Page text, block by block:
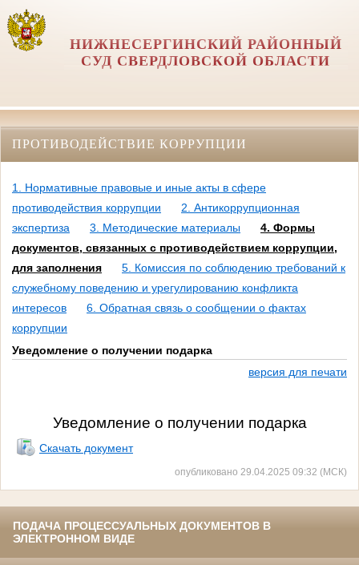
НИЖНЕСЕРГИНСКИЙ РАЙОННЫЙ
СУД СВЕРДЛОВСКОЙ ОБЛАСТИ
ПРОТИВОДЕЙСТВИЕ КОРРУПЦИИ
1. Нормативные правовые и иные акты в сфере
противодействия коррупции
2. Антикоррупционная
экспертиза
3. Методические материалы
4. Формы
документов, связанных с противодействием коррупции,
для заполнения
5. Комиссия по соблюдению требований к
служебному поведению и урегулированию конфликта
интересов
6. Обратная связь о сообщении о фактах
коррупции
Уведомление о получении подарка
версия для печати
Уведомление о получении подарка
Скачать документ
опубликовано 29.04.2025 09:32 (МСК)
ПОДАЧА ПРОЦЕССУАЛЬНЫХ ДОКУМЕНТОВ В
ЭЛЕКТРОННОМ ВИДЕ